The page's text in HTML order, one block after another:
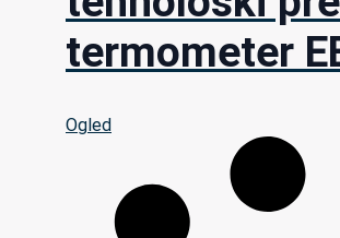
termometer
Ogled